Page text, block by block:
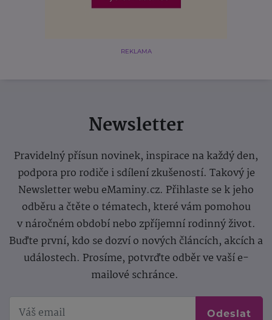
REKLAMA
Newsletter
Pravidelný přísun novinek, inspirace na každý den,
podpora pro rodiče i sdílení zkušeností. Takový je
Newsletter webu eMaminy.cz. Přihlaste se k jeho
odběru a čtěte o tématech, které vám pomohou
v náročném období nebo zpříjemní rodinný život.
Buďte první, kdo se dozví o nových článcích, akcích a
událostech. Prosíme, potvrďte odběr ve vaší e-
mailové schránce.
Odeslat